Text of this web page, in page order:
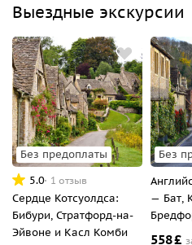
Выездные экскурсии
Без предоплаты
5.0 1 отзыв
Сердце Котсуолдса:
Бибури, Стратфорд-на-
Эйвоне и Касл Комби
Без
— Бат,
558£